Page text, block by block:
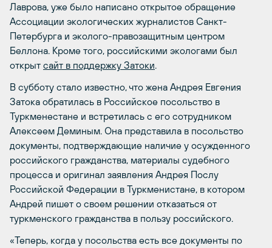
Лаврова, уже было написано открытое обращение
Ассоциации экологических журналистов Санкт-
Петербурга и эколого-правозащитным центром
Беллона. Кроме того, российскими экологами был
открыт сайт в поддержку Затоки.
В субботу стало известно, что жена Андрея Евгения
Затока обратилась в Российское посольство в
Туркменестане и встретилась с его сотрудником
Алексеем Деминым. Она представила в посольство
документы, подтверждающие наличие у осужденного
российского гражданства, материалы судебного
процесса и оригинал заявления Андрея Послу
Российской Федерации в Туркменистане, в котором
Андрей пишет о своем решении отказаться от
туркменского гражданства в пользу российского.
«Теперь, когда у посольства есть все документы по